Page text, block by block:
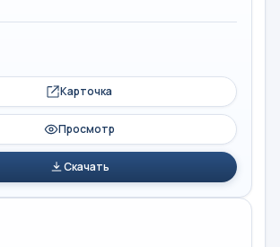
Карточка
Просмотр
Скачать